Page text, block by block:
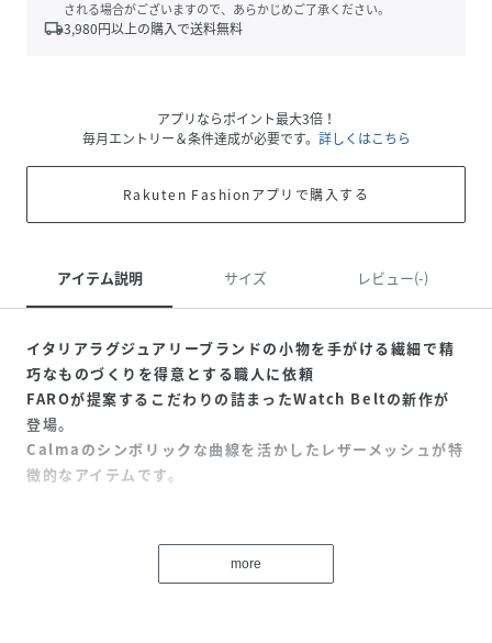
される場合がございますので、あらかじめご了承ください。
local_shipping3,980円以上の購入で送料無料
アプリならポイント最大3倍！
毎月エントリー＆条件達成が必要です。 詳しくはこちら
Rakuten Fashionアプリで購入する
アイテム説明 サイズ レビュー(-)
イタリアラグジュアリーブランドの小物を手がける繊細で精
巧なものづくりを得意とする職人に依頼
FAROが提案するこだわりの詰まったWatch Beltの新作が
登場。
Calmaのシンボリックな曲線を活かしたレザーメッシュが特
徴的なアイテムです。
体感を演出。手作業で幾重にも塗り重ねられたコバ面も美し
く、ミニマルながらイタリアレザーと職人技の融合が光りま
more